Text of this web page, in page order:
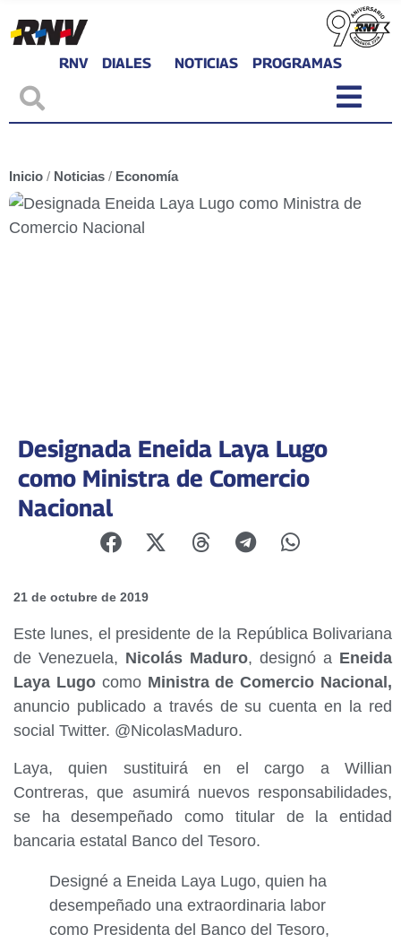
RNV DIALES NOTICIAS PROGRAMAS
Inicio / Noticias / Economía
Designada Eneida Laya Lugo
como Ministra de Comercio
Nacional
21 de octubre de 2019
Este lunes, el presidente de la República Bolivariana
de Venezuela, Nicolás Maduro, designó a Eneida
Laya Lugocomo Ministra de Comercio Nacional,
anuncio publicado a través de su cuenta en la red
social Twitter. @NicolasMaduro.
Laya, quien sustituirá en el cargo a Willian
Contreras, que asumirá nuevos responsabilidades,
se ha desempeñado como titular de la entidad
bancaria estatal Banco del Tesoro.
Designé a Eneida Laya Lugo, quien ha
desempeñado una extraordinaria labor
como Presidenta del Banco del Tesoro,